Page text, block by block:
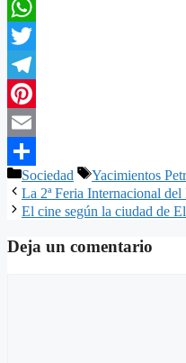
Facebook
WhatsApp
Twitter
Telegram
Pinterest
Email
Compartir
Categorías
Sociedad Etiquetas
Yacimientos
La 2ª Feria Internacional
El cine según la ciudad de
Deja un comentario